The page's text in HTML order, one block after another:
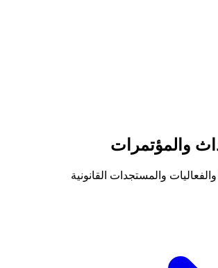
والمؤتمرات
والفعاليات والمستجدات القانونية